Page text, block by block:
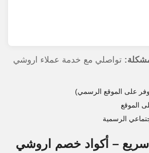
تواصلي مع خدمة عملاء اروشي
على الموقع الرسمي)
الموقع
الرسمية
– أكواد خصم اروشي